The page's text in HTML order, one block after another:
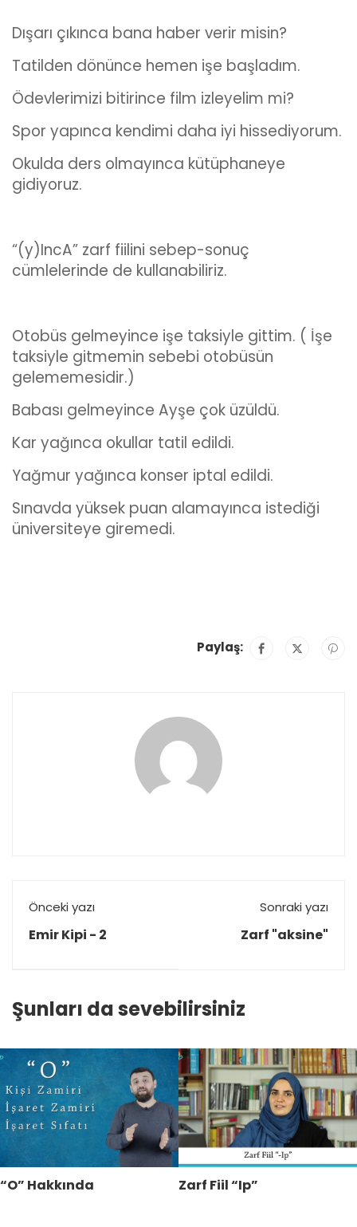
Dışarı çıkınca bana haber verir misin?
Tatilden dönünce hemen işe başladım.
Ödevlerimizi bitirince film izleyelim mi?
Spor yapınca kendimi daha iyi hissediyorum.
Okulda ders olmayınca kütüphaneye
gidiyoruz.
“(y)IncA” zarf fiilini sebep-sonuç
cümlelerinde de kullanabiliriz.
Otobüs gelmeyince işe taksiyle gittim. ( İşe
taksiyle gitmemin sebebi otobüsün
gelememesidir.)
Babası gelmeyince Ayşe çok üzüldü.
Kar yağınca okullar tatil edildi.
Yağmur yağınca konser iptal edildi.
Sınavda yüksek puan alamayınca istediği
üniversiteye giremedi.
Paylaş:
Önceki yazı
Emir Kipi - 2
Sonraki yazı
Zarf "aksine"
Şunları da sevebilirsiniz
“O” Hakkında Zarf Fiil “Ip”